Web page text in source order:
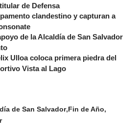
de Defensa
clandestino y capturan a
de la Alcaldía de San Salvador
Ulloa coloca primera piedra del
Vista al Lago
de San Salvador Fin de Año